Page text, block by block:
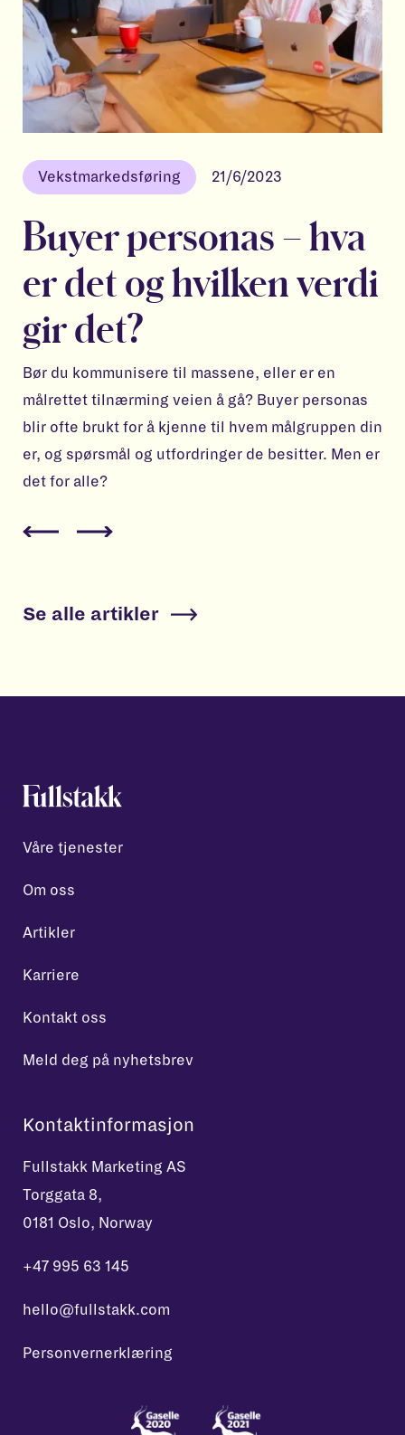
Vekstmarkedsføring 21/6/2023
Buyer personas – hva
er det og hvilken verdi
gir det?
Bør du kommunisere til massene, eller er en
målrettet tilnærming veien å gå? Buyer personas
blir ofte brukt for å kjenne til hvem målgruppen din
er, og spørsmål og utfordringer de besitter. Men er
det for alle?
Se alle artikler
Våre tjenester
Om oss
Artikler
Karriere
Kontakt oss
Meld deg på nyhetsbrev
Kontaktinformasjon
Fullstakk Marketing AS
Torggata 8,
0181 Oslo, Norway
+47 995 63 145
hello@fullstakk.com
Personvernerklæring